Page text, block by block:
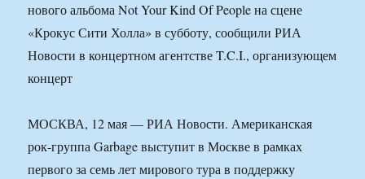
нового альбома Not Your Kind Of People на сцене
«Крокус Сити Холла» в субботу, сообщили РИА
Новости в концертном агентстве T.C.I., организующем
концерт
МОСКВА, 12 мая — РИА Новости. Американская
рок-группа Garbage выступит в Москве в рамках
первого за семь лет мирового тура в поддержку